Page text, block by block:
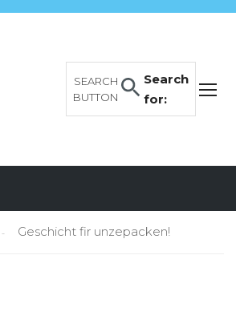
Search
for:
SEARCH
BUTTON
Geschicht fir unzepacken!